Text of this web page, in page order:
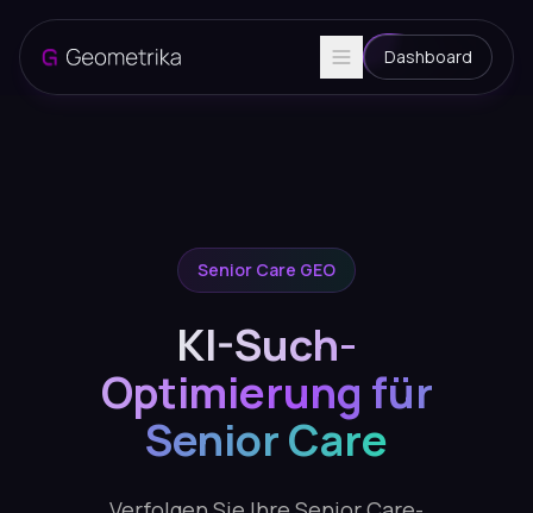
Dashboard
Senior Care GEO
KI-Such-
Optimierung für
Senior Care